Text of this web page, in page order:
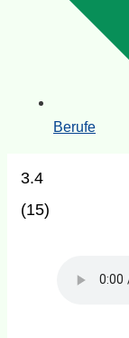
Berufe
3.4
(15)